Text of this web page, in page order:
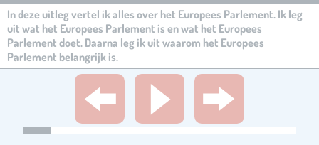
In deze uitleg vertel ik alles over het Europees Parlement. Ik leg
uit wat het Europees Parlement is en wat het Europees
Parlement doet. Daarna leg ik uit waarom het Europees
Parlement belangrijk is.